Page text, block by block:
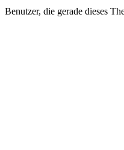
Benutzer, die gerade dieses